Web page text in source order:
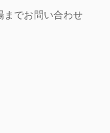
までお問い合わせ